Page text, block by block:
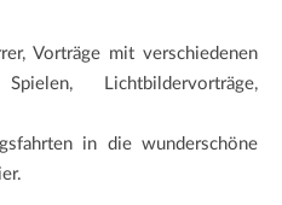
Vorträge mit verschiedenen
Lichtbildervorträge,
in die wunderschöne